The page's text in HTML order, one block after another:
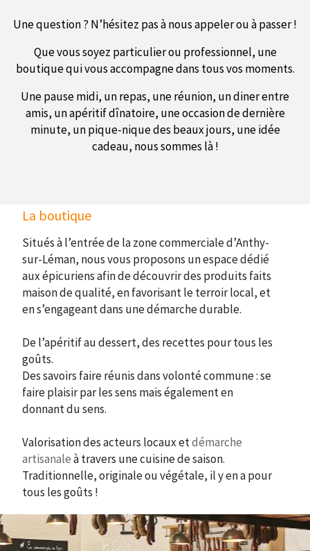
Une question ? N’hésitez pas à nous appeler ou à passer !
Que vous soyez particulier ou professionnel, une
boutique qui vous accompagne dans tous vos moments.
Une pause midi, un repas, une réunion, un diner entre
amis, un apéritif dînatoire, une occasion de dernière
minute, un pique-nique des beaux jours, une idée
cadeau, nous sommes là !
La boutique
Situés à l’entrée de la zone commerciale d’Anthy-
sur-Léman, nous vous proposons un espace dédié
aux épicuriens afin de découvrir des produits faits
maison de qualité, en favorisant le terroir local, et
en s’engageant dans une démarche durable.
De l’apéritif au dessert, des recettes pour tous les
goûts.
Des savoirs faire réunis dans volonté commune : se
faire plaisir par les sens mais également en
donnant du sens.
Valorisation des acteurs locaux etdémarche
artisanaleà travers une cuisine de saison.
Traditionnelle, originale ou végétale, il y en a pour
tous les goûts !